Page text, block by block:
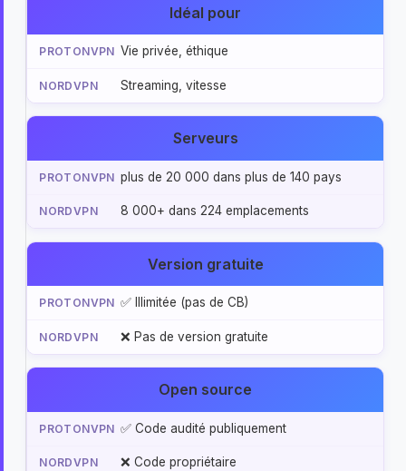
Idéal pour
Vie privée, éthique
Streaming, vitesse
Serveurs
plus de 20 000 dans plus de 140 pays
8 000+ dans 224 emplacements
Version gratuite
✅ Illimitée (pas de CB)
❌ Pas de version gratuite
Open source
✅ Code audité publiquement
❌ Code propriétaire